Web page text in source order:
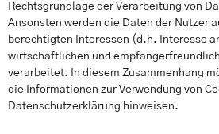
Rechtsgrundlage der Verarbeitung von
Ansonsten werden die Daten der Nutzer
berechtigten Interessen (d.h. Interesse
wirtschaftlichen und
verarbeitet. In diesem Zusammenhang
die Informationen zur Verwendung von
Datenschutzerklärung hinweisen.